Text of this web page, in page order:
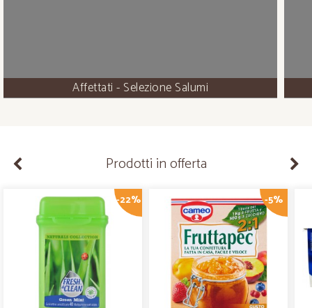
Affettati - Selezione Salumi
Prodotti in offerta
-22% -5%